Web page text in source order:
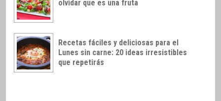
olvidar que es una fruta
Recetas fáciles y deliciosas para el
Lunes sin carne: 20 ideas irresistibles
que repetirás